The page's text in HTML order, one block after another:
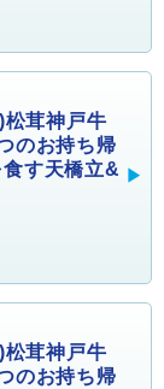
茸神戸牛
のお持ち帰
す天橋立&
茸神戸牛
のお持ち帰